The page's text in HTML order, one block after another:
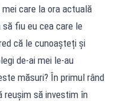
care la ora actuală
fiu eu cea care le
că le cunoașteți și
de-ai mei le-au
măsuri? În primul rând
reușim să investim în